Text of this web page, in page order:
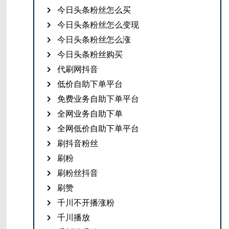
今日头条粉丝怎么买
今日头条粉丝怎么变现
今日头条粉丝怎么涨
今日头条粉丝购买
代刷网抖音
低价自助下单平台
免费业务自助下单平台
全网业务自助下单
全网低价自助下单平台
刷抖音粉丝
刷粉
刷粉丝抖音
刷赞
千川不开播涨粉
千川播放